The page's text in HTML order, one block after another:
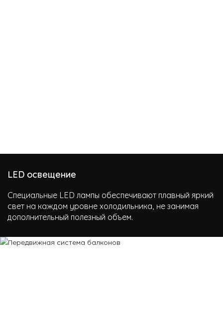
LED освещение
Специальные LED лампы обеспечивают плавный яркий
свет на каждом уровне холодильника, не занимая
дополнительный полезный объем.